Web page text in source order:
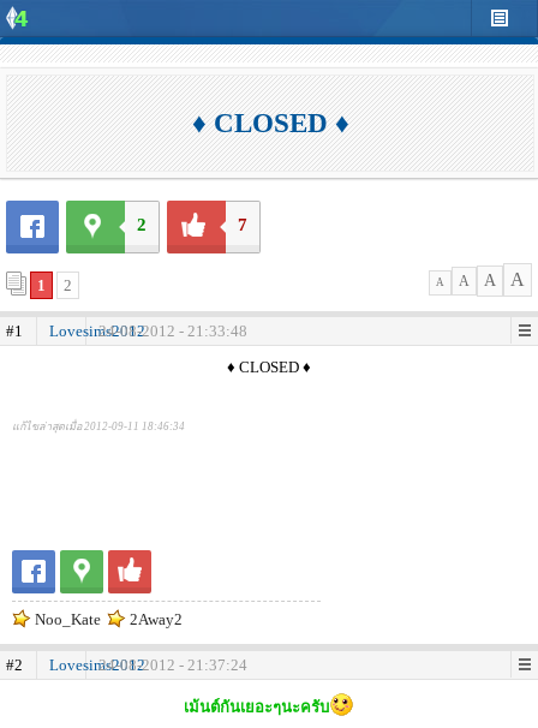
♦ CLOSED ♦
2 7
1 2 A A A A
#1 Lovesims201224-08-2012 - 21:33:48
♦ CLOSED ♦
แก้ไขล่าสุดเมื่อ 2012-09-11 18:46:34
Noo_Kate 2Away2
#2 Lovesims201224-08-2012 - 21:37:24
เม้นต์กันเยอะๆนะครับ